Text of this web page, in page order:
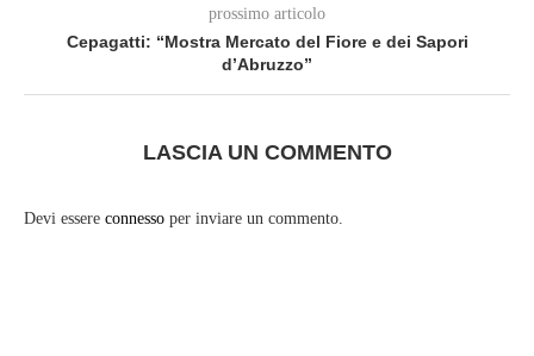
prossimo articolo
Cepagatti: “Mostra Mercato del Fiore e dei Sapori
d’Abruzzo”
LASCIA UN COMMENTO
Devi essere connesso per inviare un commento.